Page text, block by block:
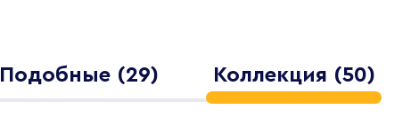
Подобные (29) Коллекция (50)